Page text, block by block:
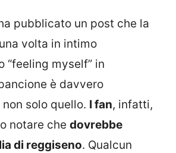
pubblicato un post che la
volta in intimo
“feeling myself” in
è davvero
solo quello. I fan, infatti,
notare che dovrebbe
di reggiseno. Qualcun